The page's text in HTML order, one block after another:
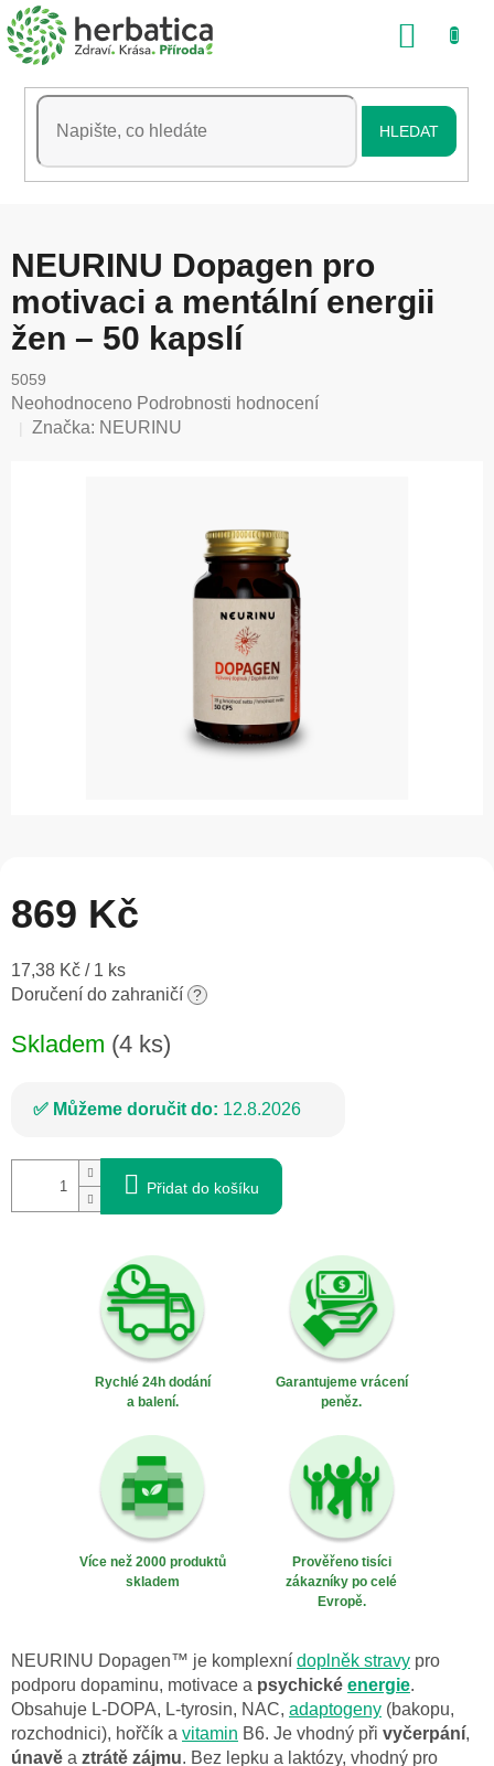
Přejít
na
obsah
HLEDAT
NEURINU Dopagen pro
motivaci a mentální energii
žen – 50 kapslí
5059
Průměrné
hodnocení
Neohodnoceno Podrobnosti hodnocení
Značka: NEURINU
869 Kč
Měrná
cena:
17,38 Kč / 1 ks
Doručení do zahraničí ?
Skladem (4 ks)
Můžeme doručit do: 12.8.2026
Přidat do košíku
Rychlé 24h dodání
a balení.
Garantujeme vrácení
peněz.
Více než 2000 produktů
skladem
Prověřeno tisíci
zákazníky po celé
Evropě.
NEURINU Dopagen™ je komplexní doplněk stravy pro
podporu dopaminu, motivace a psychické energie.
Obsahuje L-DOPA, L-tyrosin, NAC, adaptogeny (bakopu,
rozchodnici), hořčík a vitamin B6. Je vhodný při vyčerpání,
únavě a ztrátě zájmu. Bez lepku a laktózy, vhodný pro